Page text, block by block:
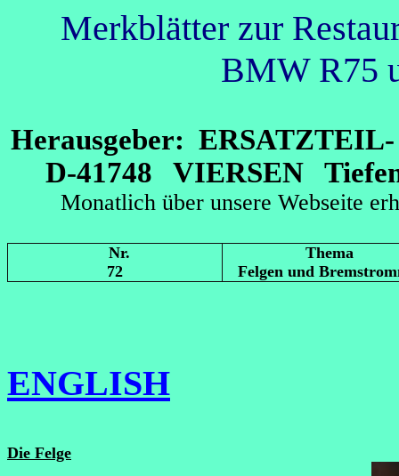
Merkblätter zur
BMW R75
Herausgeber:
D-41748 VIERSEN
Monatlich über unsere
Nr.
72
Thema
Felgen und
ENGLISH
Die Felge